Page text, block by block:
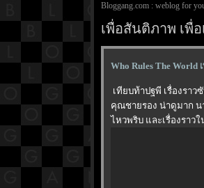
Bloggang.com : weblog for
เพื่อสันติภาพ เพื่
Who Rules The World
เทียบท้าปฐพี เรื่องรา
คุณชายรอง น่าดูมาก น
ไหวพริบ และเรื่องราว